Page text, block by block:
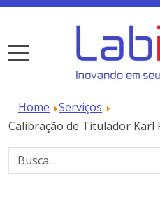
Home
Serviços
Calibração de Titulador Karl